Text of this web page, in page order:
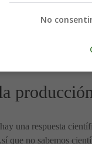
el atún y el
de cola no
una respuesta
que no sabemos
No